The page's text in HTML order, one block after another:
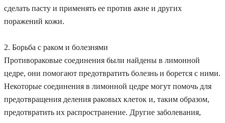
сделать пасту и применять ее против акне и других
поражений кожи.
2. Борьба с раком и болезнями
Противораковые соединения были найдены в лимонной
цедре, они помогают предотвратить болезнь и борется с ними.
Некоторые соединения в лимонной цедре могут помочь для
предотвращения деления раковых клеток и, таким образом,
предотвратить их распространение. Другие заболевания,